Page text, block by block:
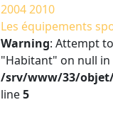
20042010
Les équipements
Warning: Attempt
"Habitant" on null in
/srv/www/33/
line5